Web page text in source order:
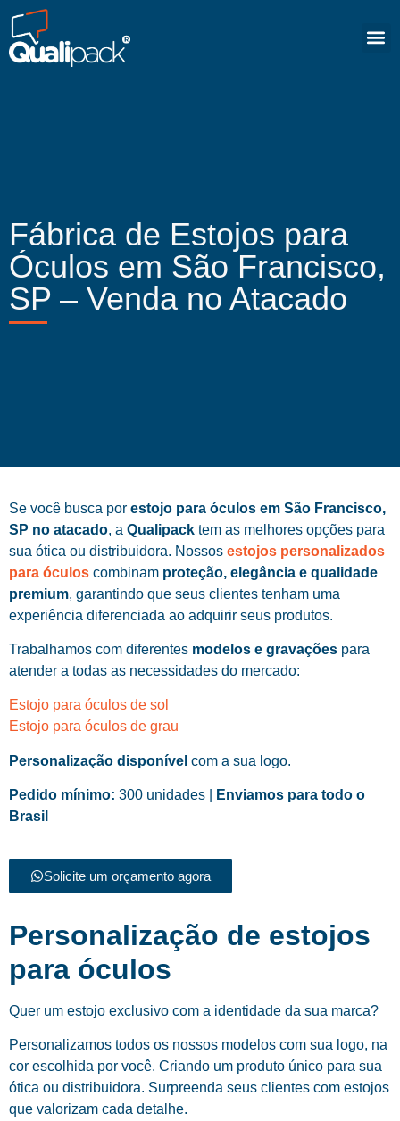
Fábrica de Estojos para
Óculos em São Francisco,
SP – Venda no Atacado
Se você busca por estojo para óculos em São Francisco,
SP no atacado, a Qualipack tem as melhores opções para
sua ótica ou distribuidora. Nossos estojos personalizados
para óculos combinam proteção, elegância e qualidade
premium, garantindo que seus clientes tenham uma
experiência diferenciada ao adquirir seus produtos.
Trabalhamos com diferentes modelos e gravações para
atender a todas as necessidades do mercado:
Estojo para óculos de sol
Estojo para óculos de grau
Personalização disponível com a sua logo.
Pedido mínimo: 300 unidades |
Enviamos para todo o
Brasil
Solicite um orçamento agora
Personalização de estojos
para óculos
Quer um estojo exclusivo com a identidade da sua marca?
Personalizamos todos os nossos modelos com sua logo, na
cor escolhida por você. Criando um produto único para sua
ótica ou distribuidora. Surpreenda seus clientes com estojos
que valorizam cada detalhe.